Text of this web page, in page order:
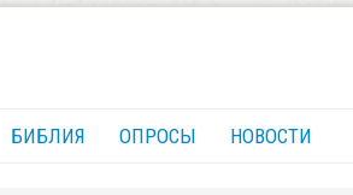
БИБЛИЯ ОПРОСЫ НОВОСТИ